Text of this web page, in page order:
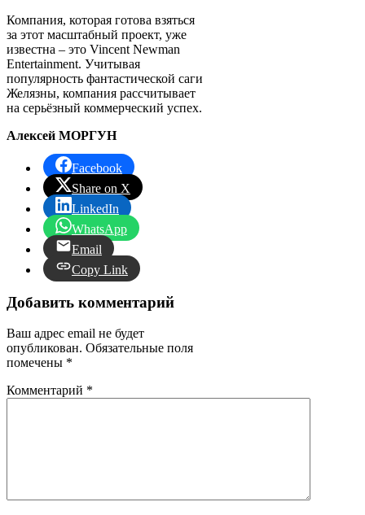
Компания, которая готова взяться
за этот масштабный проект, уже
известна – это Vincent Newman
Entertainment. Учитывая
популярность фантастической саги
Желязны, компания рассчитывает
на серьёзный коммерческий успех.
Алексей МОРГУН
Facebook
Share on X
LinkedIn
WhatsApp
Email
Copy Link
Добавить комментарий
Ваш адрес email не будет
опубликован. Обязательные поля
помечены *
Комментарий *